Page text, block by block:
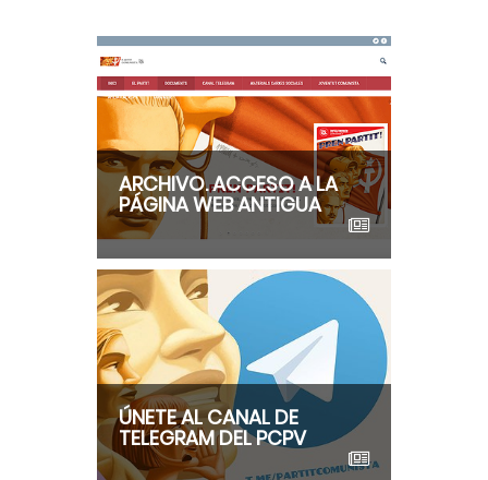
ARCHIVO. ACCESO A LA
PÁGINA WEB ANTIGUA
ÚNETE AL CANAL DE
TELEGRAM DEL PCPV